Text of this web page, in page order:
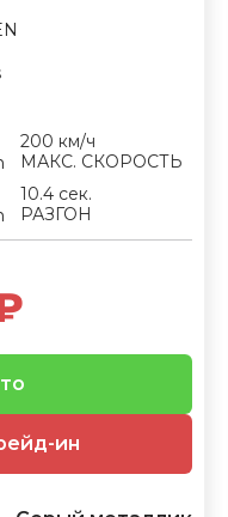
ин
200 км/ч
МАКС. СКОРОСТЬ
10.4 сек.
РАЗГОН